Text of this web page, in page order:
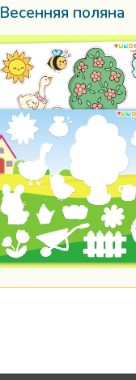
Весенняя поляна